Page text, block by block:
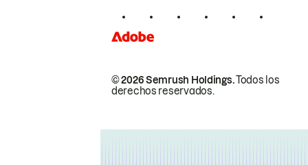
© 2026 Semrush Holdings.Todos los
derechos reservados.